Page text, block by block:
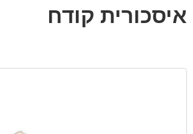
איסכורית קודח